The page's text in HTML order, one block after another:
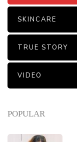
POPULAR
SKINCARE
TRUE STORY
VIDEO